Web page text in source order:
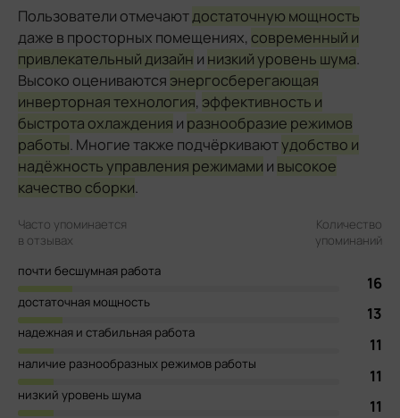
Пользователи отмечаютдостаточную мощность
даже в просторных помещениях, современный и
привлекательный дизайн и низкий уровень шума.
Высоко оцениваются энергосберегающая
инверторная технология, эффективность и
быстрота охлаждения и разнообразие режимов
работы. Многие также подчёркиваютудобство и
надёжность управления режимами и высокое
качество сборки.
Часто упоминается
в отзывах
Количество
упоминаний
почти бесшумная работа
16
достаточная мощность
13
надежная и стабильная работа
11
наличие разнообразных режимов работы
11
низкий уровень шума
11